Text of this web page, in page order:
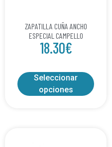
ZAPATILLA CUÑA ANCHO
ESPECIAL CAMPELLO
18.30€
Seleccionar
opciones